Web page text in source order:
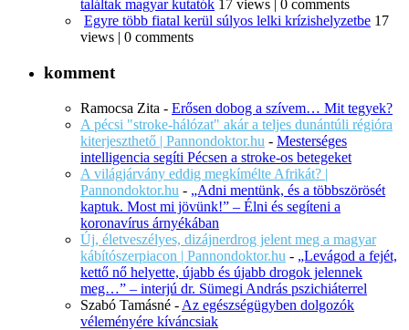
találtak magyar kutatók 17 views | 0 comments
Egyre több fiatal kerül súlyos lelki krízishelyzetbe 17
views | 0 comments
komment
Ramocsa Zita - Erősen dobog a szívem… Mit tegyek?
A pécsi "stroke-hálózat" akár a teljes dunántúli régióra
kiterjeszthető | Pannondoktor.hu - Mesterséges
intelligencia segíti Pécsen a stroke-os betegeket
A világjárvány eddig megkímélte Afrikát? |
Pannondoktor.hu - „Adni mentünk, és a többszörösét
kaptuk. Most mi jövünk!” – Élni és segíteni a
koronavírus árnyékában
Új, életveszélyes, dizájnerdrog jelent meg a magyar
kábítószerpiacon | Pannondoktor.hu - „Levágod a fejét,
kettő nő helyette, újabb és újabb drogok jelennek
meg…” – interjú dr. Sümegi András pszichiáterrel
Szabó Tamásné - Az egészségügyben dolgozók
véleményére kíváncsiak